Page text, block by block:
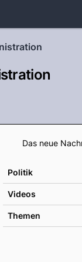
Das neue
Politik
Videos
Themen